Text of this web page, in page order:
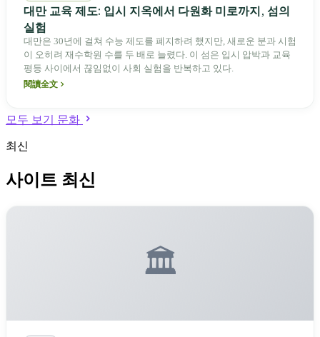
대만 교육 제도: 입시 지옥에서 다원화 미로까지, 섬의
실험
대만은 30년에 걸쳐 수능 제도를 폐지하려 했지만, 새로운 분과 시험
이 오히려 재수학원 수를 두 배로 늘렸다. 이 섬은 입시 압박과 교육
평등 사이에서 끊임없이 사회 실험을 반복하고 있다.
閱讀全文
모두 보기 문화
최신
사이트 최신
🏛️